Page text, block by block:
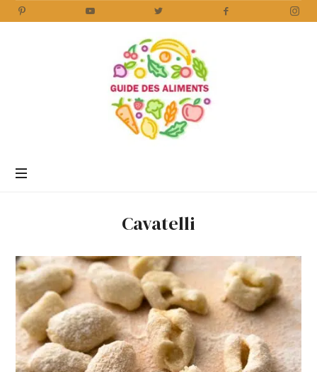
Aliments
Cavatelli